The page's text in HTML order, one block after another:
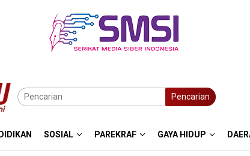
Pencarian
SOSIAL PAREKRAF GAYA HIDUP